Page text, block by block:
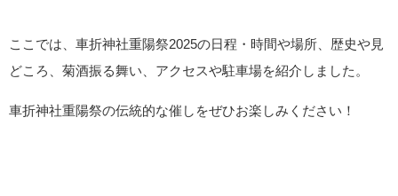
ここでは、車折神社重陽祭2025の日程・時間や場所、歴史や見
どころ、菊酒振る舞い、アクセスや駐車場を紹介しました。
車折神社重陽祭の伝統的な催しをぜひお楽しみください！